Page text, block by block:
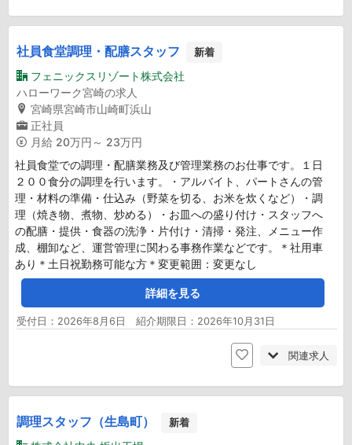
社員食堂調理・配膳スタッフ 新着
フェニックスリゾート株式会社
ハローワーク宮崎の求人
宮崎県宮崎市山崎町浜山
正社員
月給 20万円～ 23万円
社員食堂での調理・配膳業務及び管理業務のお仕事です。１日
２００食分の調理を行います。・アルバイト、パートさんの管
理・材料の準備・仕込み（野菜を切る、お米を炊くなど）・調
理（焼き物、煮物、炒める）・お皿への盛り付け・スタッフへ
の配膳・提供・食器の洗浄・片付け・清掃・発注、メニュー作
成、棚卸など、運営管理に関わる事務作業などです。＊社用車
あり＊土日祝勤務可能な方＊変更範囲：変更なし
詳細を見る
受付日：2026年8月6日 紹介期限日：2026年10月31日
関連求人
調理スタッフ（生島町） 新着